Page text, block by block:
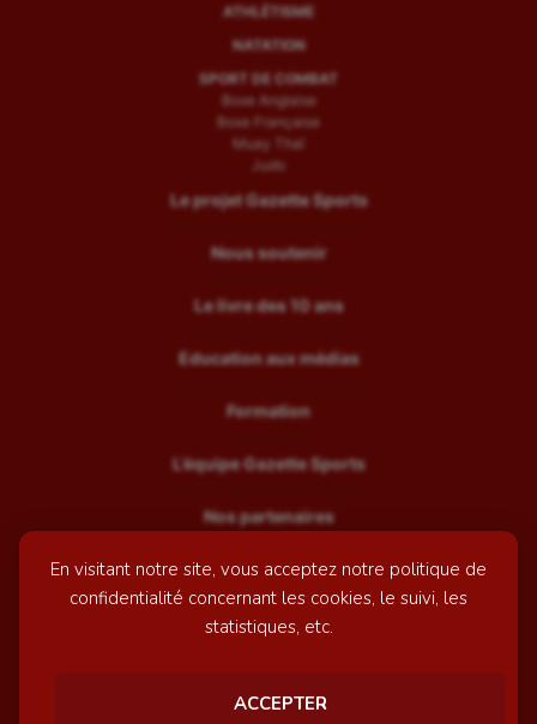
En visitant notre site, vous acceptez notre politique de
confidentialité concernant les cookies, le suivi, les
statistiques, etc.
ACCEPTER
ATHLÉTISME
NATATION
SPORT DE COMBAT
Boxe Anglaise
Boxe Française
Muay Thaï
Judo
Le projet Gazette Sports
Nous soutenir
Le livre des 10 ans
Education aux médias
Formation
L’équipe Gazette Sports
Nos partenaires
Recrutement
Mentions légales